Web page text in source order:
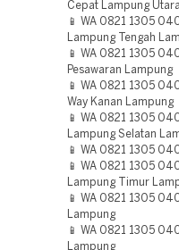
Cepat Lampung
📱 WA 0821 1305
Lampung Tengah
📱 WA 0821 1305
Pesawaran Lampung
📱 WA 0821 1305
Way Kanan Lampung
📱 WA 0821 1305
Lampung Selatan
📱 WA 0821 1305
📱 WA 0821 1305
Lampung Timur
📱 WA 0821 1305
Lampung
📱 WA 0821 1305
Lampung